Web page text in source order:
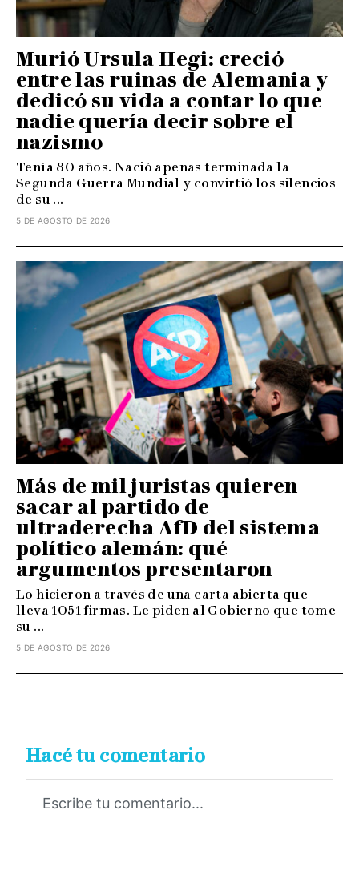
Murió Ursula Hegi: creció
entre las ruinas de Alemania y
dedicó su vida a contar lo que
nadie quería decir sobre el
nazismo
Tenía 80 años. Nació apenas terminada la
Segunda Guerra Mundial y convirtió los silencios
de su ...
5 DE AGOSTO DE 2026
Más de mil juristas quieren
sacar al partido de
ultraderecha AfD del sistema
político alemán: qué
argumentos presentaron
Lo hicieron a través de una carta abierta que
lleva 1051 firmas. Le piden al Gobierno que tome
su ...
5 DE AGOSTO DE 2026
Hacé tu comentario